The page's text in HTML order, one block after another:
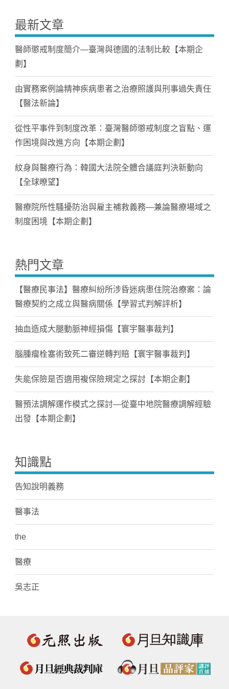
最新文章
醫師懲戒制度簡介—臺灣與德國的法制比較【本期企
劃】
由實務案例論精神疾病患者之治療照護與刑事過失責任
【醫法新論】
從性平事件到制度改革：臺灣醫師懲戒制度之盲點、運
作困境與改進方向【本期企劃】
紋身與醫療行為：韓國大法院全體合議庭判決新動向
【全球暸望】
醫療院所性騷擾防治與雇主補救義務—兼論醫療場域之
制度困境【本期企劃】
熱門文章
【醫療民事法】醫療糾紛所涉昏迷病患住院治療案：論
醫療契約之成立與醫病關係【學習式判解評析】
抽血造成大腿動脈神經損傷【寰宇醫事裁判】
腦腫瘤栓塞術致死二審逆轉判賠【寰宇醫事裁判】
失能保險是否適用複保險規定之探討【本期企劃】
醫預法調解運作模式之探討—從臺中地院醫療調解經驗
出發【本期企劃】
知識點
告知說明義務
醫事法
the
醫療
吳志正